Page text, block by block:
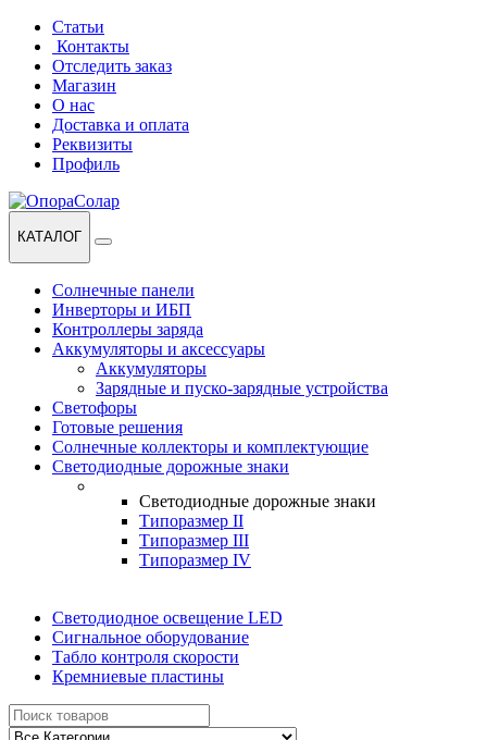
Перейти
навигации
Перейти
содержанию
Статьи
Контакты
Отследить заказ
Магазин
О нас
Доставка и оплата
Реквизиты
Профиль
КАТАЛОГ
Солнечные панели
Инверторы и ИБП
Контроллеры заряда
Аккумуляторы и аксессуары
Аккумуляторы
Зарядные и пуско-зарядные устройства
Светофоры
Готовые решения
Солнечные коллекторы и комплектующие
Светодиодные дорожные знаки
Светодиодные дорожные знаки
Типоразмер II
Типоразмер III
Типоразмер IV
Светодиодное освещение LED
Сигнальное оборудование
Табло контроля скорости
Кремниевые пластины
Найти: